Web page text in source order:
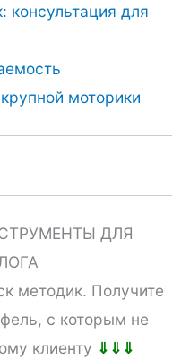
консультация для
моторики
ДЛЯ
методик. Получите
с которым не
клиенту ⇓⇓⇓